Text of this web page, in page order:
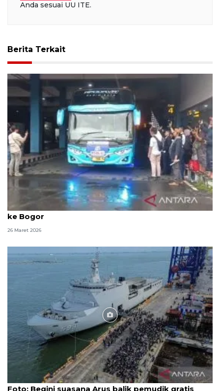
Anda sesuai UU ITE.
Berita Terkait
Pemkab jemput 900 peserta mudik gratis kembali
ke Bogor
26 Maret 2026
Foto
Foto: Begini suasana Arus balik pemudik gratis